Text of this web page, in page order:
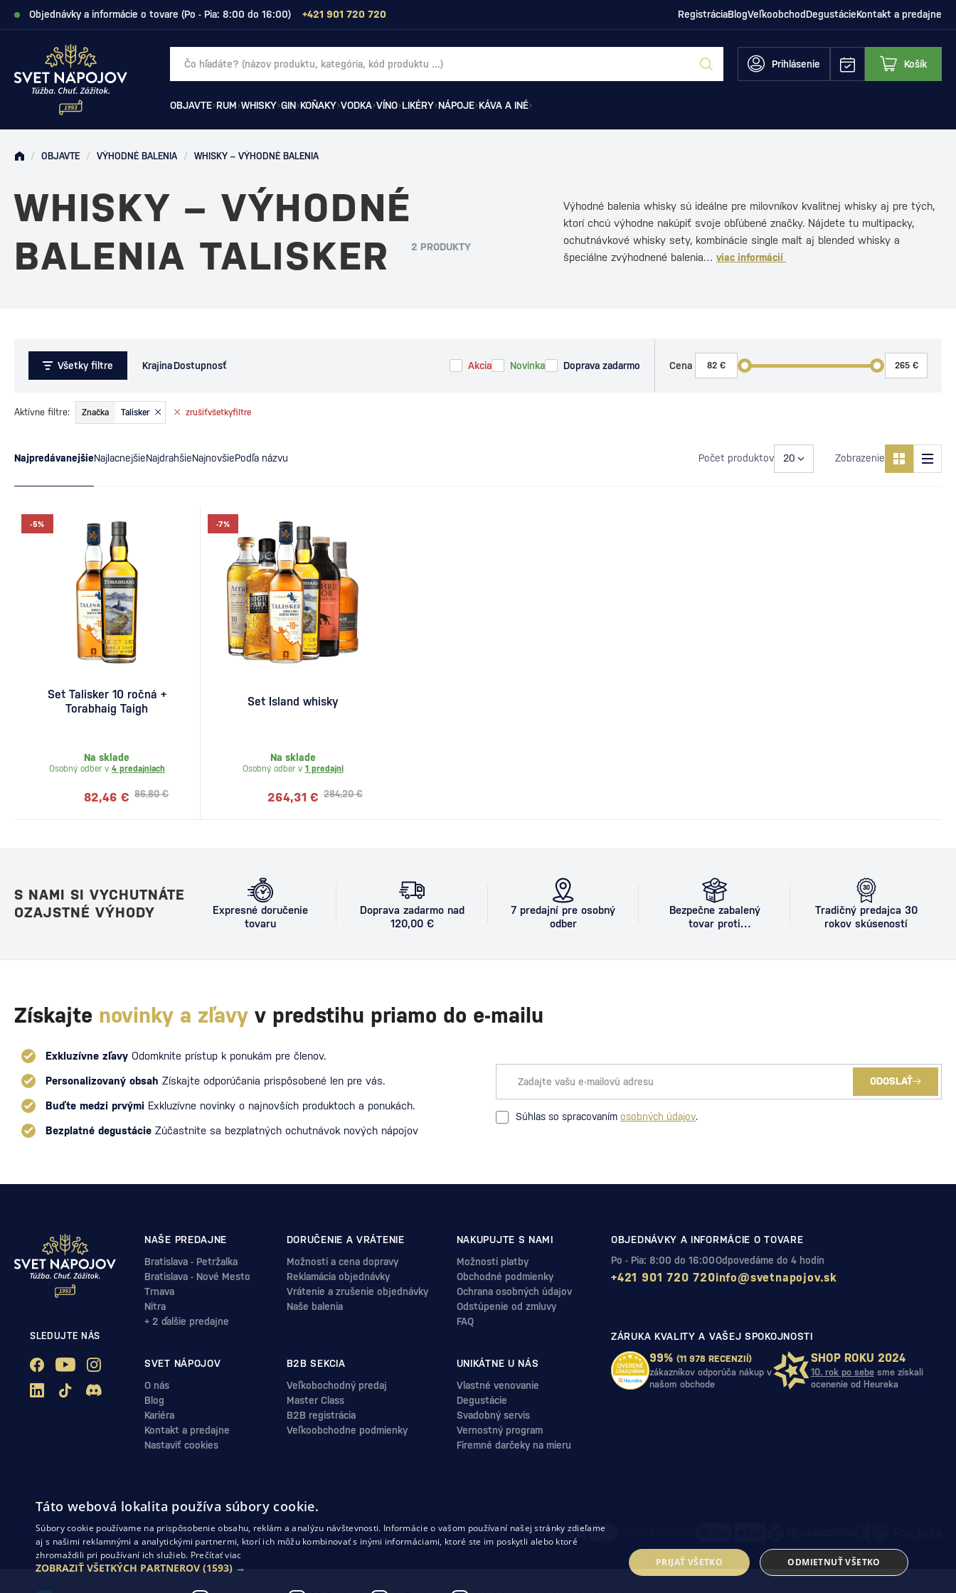
Objednávky a informácie o tovare (Po - Pia: 8:00 do 16:00) +421 901 720 720 RegistráciaBlogVeľkoobchodDegustácieKontakt a predajne
Prihlásenie Košík
OBJAVTE RUM WHISKY GIN KOŇAKY VODKA VÍNO LIKÉRY NÁPOJE KÁVA A INÉ
/ OBJAVTE / VÝHODNÉ BALENIA / WHISKY – VÝHODNÉ BALENIA
WHISKY – VÝHODNÉ
BALENIA TALISKER
2 PRODUKTY
Výhodné balenia whisky sú ideálne pre milovníkov kvalitnej whisky aj pre tých,
ktorí chcú výhodne nakúpiť svoje obľúbené značky. Nájdete tu multipacky,
ochutnávkové whisky sety, kombinácie single malt aj blended whisky a
špeciálne zvýhodnené balenia… viac informácií
Všetky filtre KrajinaDostupnosť Akcia Novinka Doprava zadarmo Cena
NajpredávanejšieNajlacnejšieNajdrahšieNajnovšiePodľa názvu Počet produktov Zobrazenie
zrušiťvšetkyfiltre
Aktívne filtre: Značka Talisker
-5%
Set Talisker 10 ročná +
Torabhaig Taigh
Na sklade
Osobný odber v 4 predajniach
86,80 €
82,46 €
-7%
Set Island whisky
Na sklade
Osobný odber v 1 predajni
284,20 €
264,31 €
S NAMI SI VYCHUTNÁTE
OZAJSTNÉ VÝHODY
Expresné doručenie
tovaru
Doprava zadarmo nad
120,00 €
7 predajní pre osobný
odber
Bezpečne zabalený
tovar proti
Tradičný predajca 30
rokov skúseností
Získajte novinky a zľavy v predstihu priamo do e-mailu
Exkluzívne zľavy Odomknite prístup k ponukám pre členov.
Personalizovaný obsah Získajte odporúčania prispôsobené len pre vás.
Buďte medzi prvými Exkluzívne novinky o najnovších produktoch a ponukách.
Bezplatné degustácie Zúčastnite sa bezplatných ochutnávok nových nápojov
ODOSLAŤ
Súhlas so spracovaním osobných údajov.
SLEDUJTE NÁS
NAŠE PREDAJNE
Bratislava - Petržalka
Bratislava - Nové Mesto
Trnava
Nitra
+ 2 ďalšie predajne
DORUČENIE A VRÁTENIE
Možnosti a cena dopravy
Reklamácia objednávky
Vrátenie a zrušenie objednávky
Naše balenia
NAKUPUJTE S NAMI
Možnosti platby
Obchodné podmienky
Ochrana osobných údajov
Odstúpenie od zmluvy
FAQ
SVET NÁPOJOV
O nás
Blog
Kariéra
Kontakt a predajne
Nastaviť cookies
B2B SEKCIA
Veľkobochodný predaj
Master Class
B2B registrácia
Veľkoobchodne podmienky
UNIKÁTNE U NÁS
Vlastné venovanie
Degustácie
Svadobný servis
Vernostný program
Firemné darčeky na mieru
OBJEDNÁVKY A INFORMÁCIE O TOVARE
Po - Pia: 8:00 do 16:00
+421 901 720 720
Odpovedáme do 4 hodín
info@svetnapojov.sk
ZÁRUKA KVALITY A VAŠEJ SPOKOJNOSTI
99% (11 978 RECENZIÍ)
zákazníkov odporúča nákup v
našom obchode
SHOP ROKU 2024
10. rok po sebesme získali
ocenenie od Heureka
Ochrana osobných údajovObchodné podmienkyOdstúpenie od zmluvy
Táto webová lokalita používa súbory cookie.
Súbory cookie používame na prispôsobenie obsahu, reklám a analýzu návštevnosti. Informácie o vašom používaní našej stránky zdieľame
aj s našimi reklamnými a analytickými partnermi, ktorí ich môžu kombinovať s inými informáciami, ktoré ste im poskytli alebo ktoré
zhromaždili pri používaní ich služieb. Prečítať viac
ZOBRAZIŤ VŠETKÝCH PARTNEROV (1593) → PRIJAŤ VŠETKO ODMIETNUŤ VŠETKO